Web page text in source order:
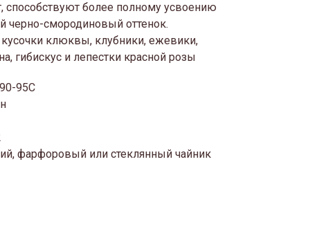
более полному усвоению
черно-смородиновый оттенок.
клюквы, клубники, ежевики,
гибискус и лепестки красной розы
95С
фарфоровый или стеклянный чайник